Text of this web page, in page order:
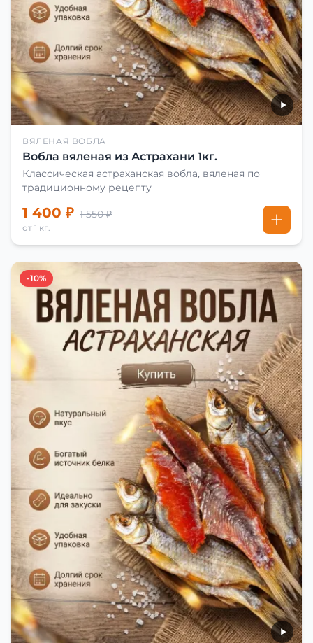
ВЯЛЕНАЯ ВОБЛА
Вобла вяленая из Астрахани 1кг.
Классическая астраханская вобла, вяленая по
традиционному рецепту
1 400 ₽ 1 550 ₽
от 1 кг.
-10%